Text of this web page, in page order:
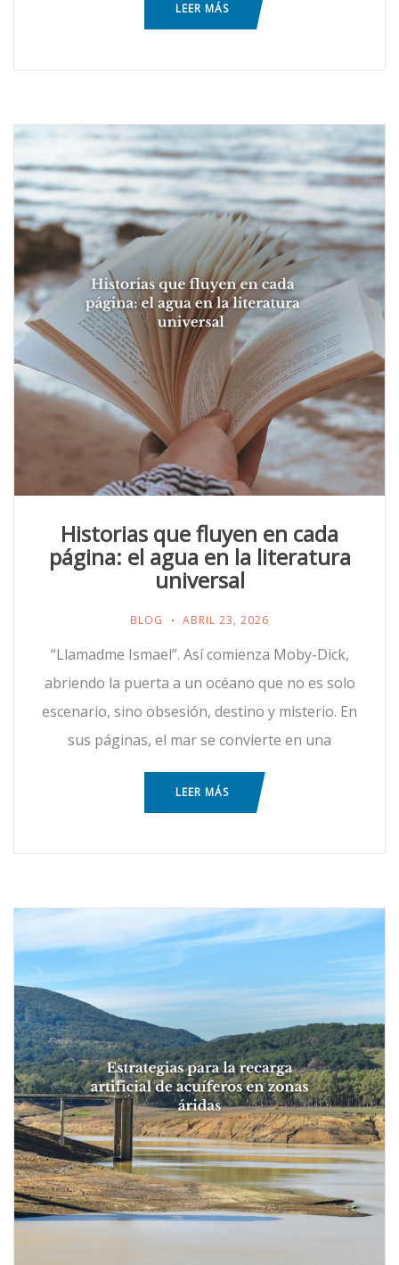
LEER MÁS
Historias que fluyen en cada
página: el agua en la literatura
universal
BLOG ABRIL 23, 2026
“Llamadme Ismael”. Así comienza Moby-Dick,
abriendo la puerta a un océano que no es solo
escenario, sino obsesión, destino y misterio. En
sus páginas, el mar se convierte en una
LEER MÁS